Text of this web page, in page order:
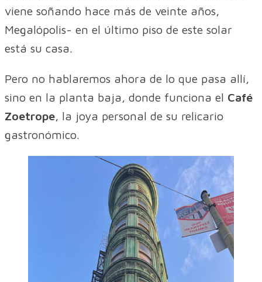
viene soñando hace más de veinte años,
Megalópolis- en el último piso de este solar
está su casa.
Pero no hablaremos ahora de lo que pasa allí,
sino en la planta baja, donde funciona el Café
Zoetrope, la joya personal de su relicario
gastronómico.